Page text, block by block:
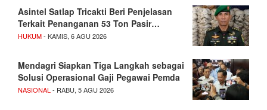
Asintel Satlap Tricakti Beri Penjelasan
Terkait Penanganan 53 Ton Pasir…
HUKUM- KAMIS, 6 AGU 2026
Mendagri Siapkan Tiga Langkah sebagai
Solusi Operasional Gaji Pegawai Pemda
NASIONAL - RABU, 5 AGU 2026